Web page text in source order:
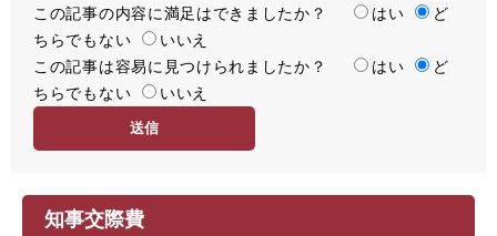
満
足
度
この記事の内容に満足はできましたか？ はい
ど
ちらでもない
いいえ
容
易
この記事は容易に見つけられましたか？ はい
ど
ちらでもない
いいえ
知事交際費